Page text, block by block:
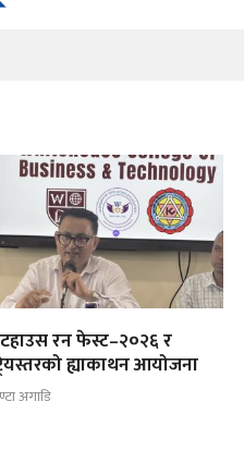
रन फेस्ट–२०२६ र
ह्याकाथन आयोजना
अगाडि